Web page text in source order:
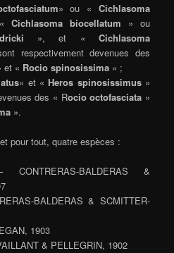
» ou « Cichlasoma
Cichlasoma biocellatum » ou
», et « Cichlasoma
respectivement devenues des
« Rocio spinosissima» ;
» et « Heros spinosissimus»
des « Rocio octofasciata »
».
pour tout, quatre espèces :
BALDERAS &
BALDERAS & SCMITTER-
1903
& PELLEGRIN, 1902